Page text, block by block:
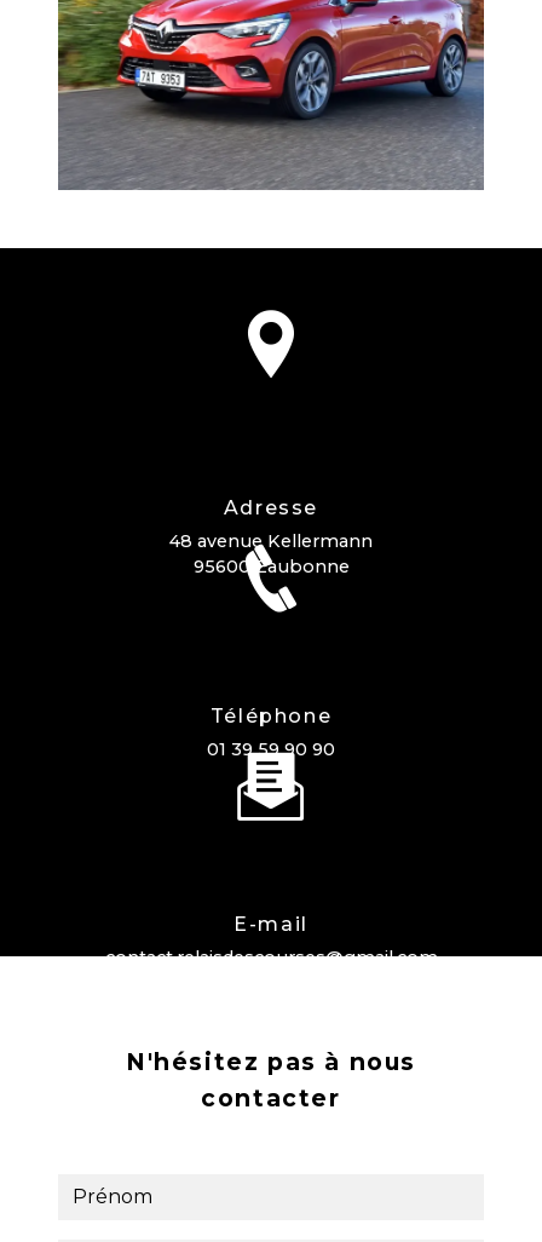
Adresse
48 avenue Kellermann
95600 Eaubonne
Téléphone
01 39 59 90 90
E-mail
contact.relaisdescourses@gmail.com
N'hésitez pas à nous
contacter